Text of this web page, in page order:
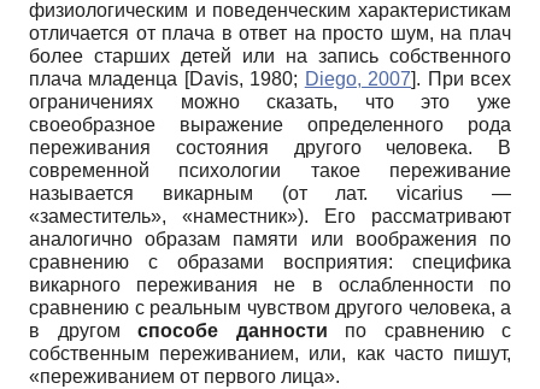
физиологическим и поведенческим характеристикам
отличается от плача в ответ на просто шум, на плач
более старших детей или на запись собственного
плача младенца [Davis, 1980; Diego, 2007]. При всех
ограничениях можно сказать, что это уже
своеобразное выражение определенного рода
переживания состояния другого человека. В
современной психологии такое переживание
называется викарным (от лат.vicarius
—
«заместитель», «наместник»). Его рассматривают
аналогично образам памяти или воображения по
сравнению с образами восприятия: специфика
викарного переживания не в ослабленности по
сравнению с реальным чувством другого человека, а
в другом способе данности по сравнению с
собственным переживанием, или, как часто пишут,
«переживанием от первого лица».